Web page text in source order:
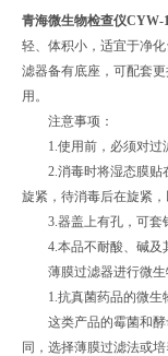
青海微生物检查仪CYW-
轻、体积小，适宜于净
滤器备有底座，可配套
用。
注意事项：
1.使用前，必须对过滤
2.消毒时将湿态膜贴
旋紧，待消毒后在旋紧
3.器盖上有孔，可套针
4.本品不耐酸、碱及
薄膜过滤器进行微生
1.抗真菌药品的微生
这类产品的霉菌和酵
同，选择薄膜过滤法或培